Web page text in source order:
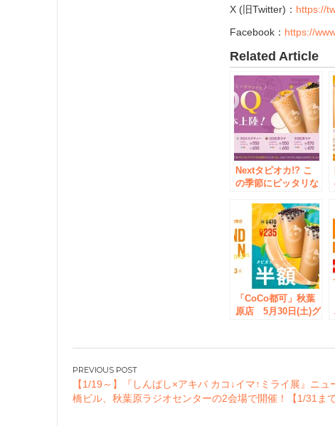
X (旧Twitter)： https://
Facebook： https://
Related Article
Nextタピオカ!? こ
の季節にピッタリな
ズ』が登場！
「CoCo都可」秋葉
原店 5月30日(土)グ
投
稿
ナ
【1/19～】『しんばし×アキバ カコ↓イマ↑ミライ展』ニュ
橋ビル、秋葉原ラジオセンターの2会場で開催！【1/31まで